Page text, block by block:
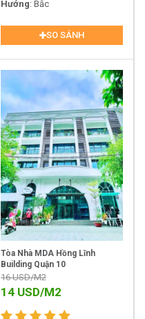
Phương, Phường 5, Quận 10
Hướng : Bắc
SO SÁNH
Tòa Nhà MDA Hồng Lĩnh
Building Quận 10
16USD/M2
14 USD/M2